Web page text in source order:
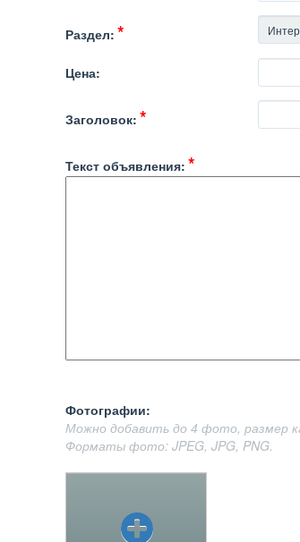
Раздел:
Цена:
Заголовок:
Текст объявления:
Фотографии:
Можно добавить до 4 фото, размер
Форматы фото: JPEG, JPG, PNG.